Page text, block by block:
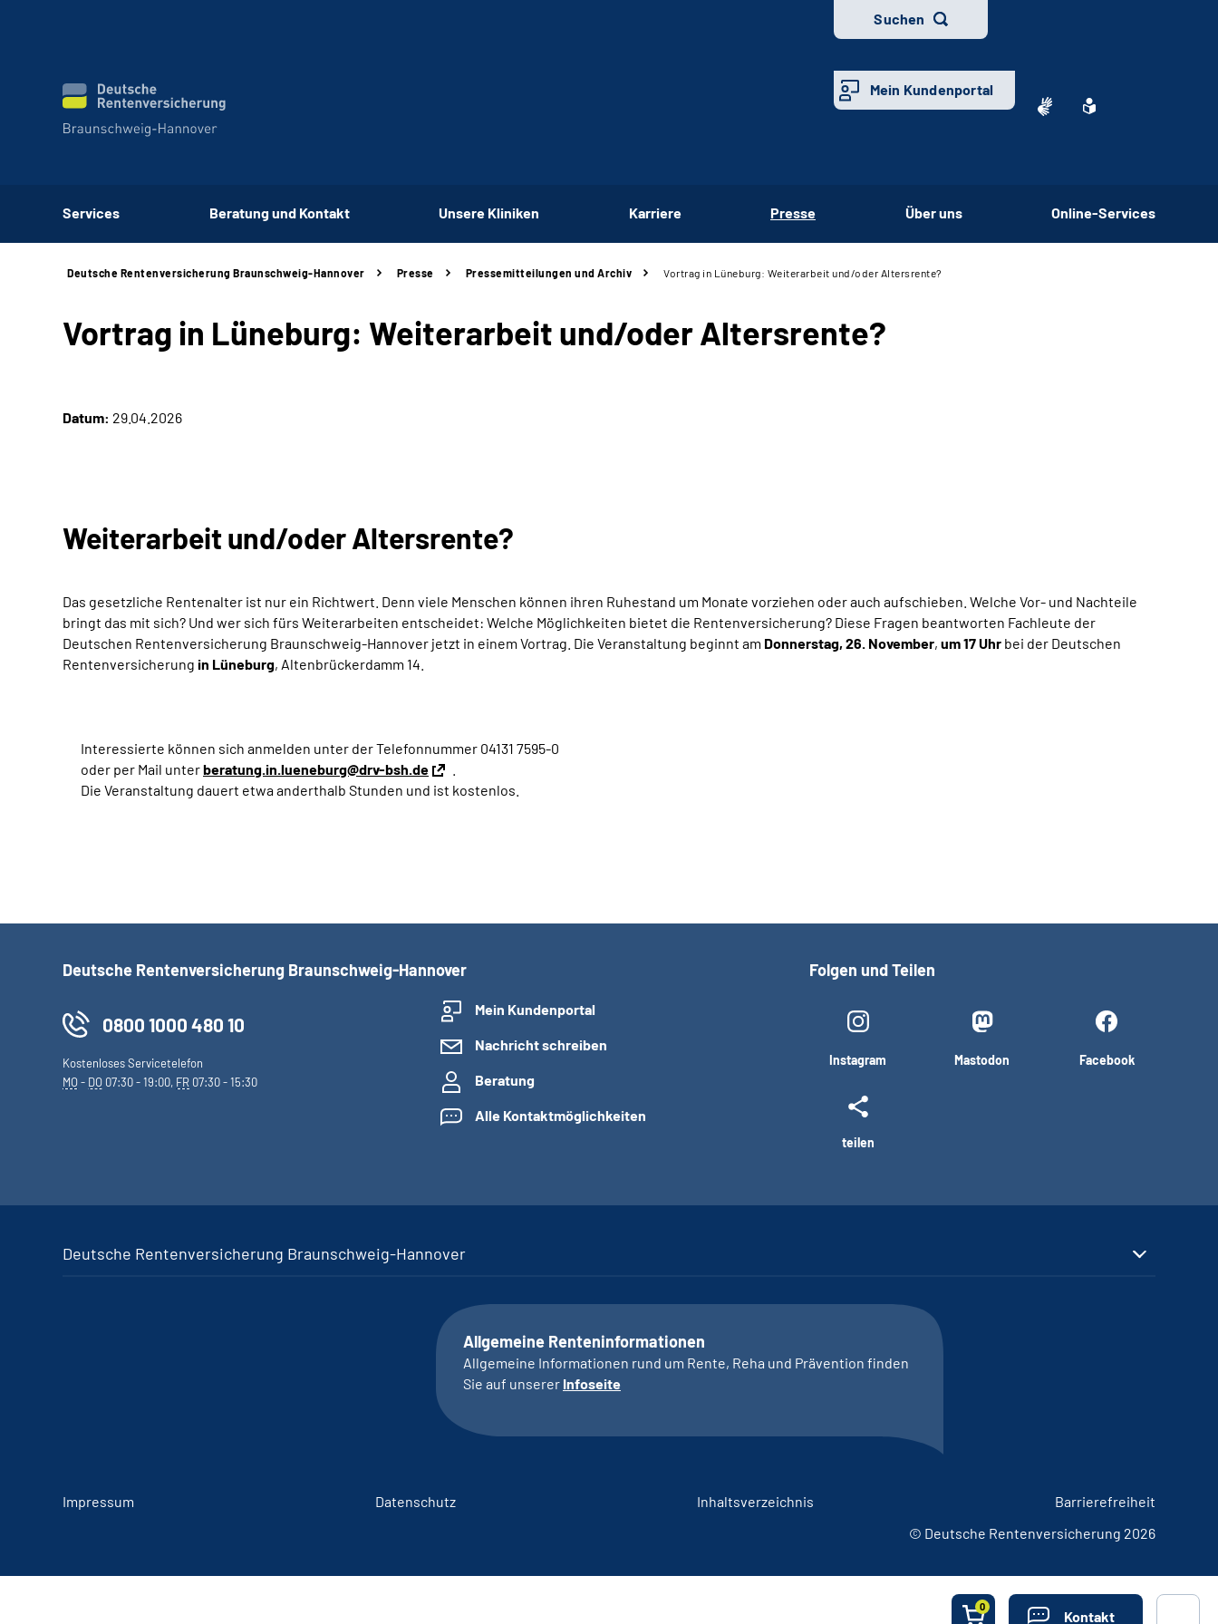
Suchen
Mein Kundenportal
Services Beratung und Kontakt Unsere Kliniken Karriere Presse Über uns Online-Services
Deutsche Rentenversicherung Braunschweig-Hannover Presse Pressemitteilungen und Archiv Vortrag in Lüneburg: Weiterarbeit und/oder Altersrente?
Vortrag in Lüneburg: Weiterarbeit und/oder Altersrente?
Datum: 29.04.2026
Weiterarbeit und/oder Altersrente?
Das gesetzliche Rentenalter ist nur ein Richtwert. Denn viele Menschen können ihren Ruhestand um Monate vorziehen oder auch aufschieben. Welche Vor- und Nachteile
bringt das mit sich? Und wer sich fürs Weiterarbeiten entscheidet: Welche Möglichkeiten bietet die Rentenversicherung? Diese Fragen beantworten Fachleute der
Deutschen Rentenversicherung Braunschweig-Hannover jetzt in einem Vortrag . Die Veranstaltung beginnt am Donnerstag, 26. November, um 17 Uhr bei der Deutschen
Rentenversicherung in Lüneburg, Altenbrückerdamm 14.
Interessierte können sich anmelden unter der Telefonnummer 04131 7595-0
oder per Mail unterberatung.in.lueneburg@drv-bsh.de
Die Veranstaltung dauert etwa anderthalb Stunden und ist kostenlos.
0
Kontakt
Deutsche Rentenversicherung Braunschweig-Hannover
0800 1000 480 10
Kostenloses Servicetelefon
MO- DO 07:30 - 19:00, FR 07:30 - 15:30
Mein Kundenportal
Nachricht schreiben
Beratung
Alle Kontaktmöglichkeiten
Folgen und Teilen
Instagram Mastodon Facebook
teilen
Deutsche Rentenversicherung Braunschweig-Hannover
Allgemeine Renteninformationen
Allgemeine Informationen rund um Rente, Reha und Prävention finden
Sie auf unserer Infoseite
Impressum Datenschutz Inhaltsverzeichnis
Barrierefreiheit
© Deutsche Rentenversicherung 2026